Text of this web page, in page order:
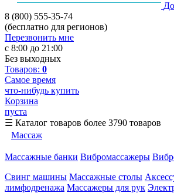
8 (800) 555-35-74
(бесплатно для регионов)
Перезвонить мне
с 8:00 до 21:00
Без выходных
Товаров: 0
Самое время
что-нибудь купить
Корзина
пуста
☰ Каталог товаров более 3790 товаров
Массаж
Массажные банки Вибромассажеры
Свинг машины Массажные столы
лимфодренажа Массажеры для рук